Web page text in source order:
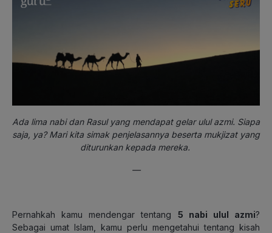
Ada lima nabi dan Rasul yang mendapat gelar ulul azmi. Siapa
saja, ya? Mari kita simak penjelasannya beserta mukjizat yang
diturunkan kepada mereka.
—
Pernahkah kamu mendengar tentang 5 nabi ulul azmi?
Sebagai umat Islam, kamu perlu mengetahui tentang kisah